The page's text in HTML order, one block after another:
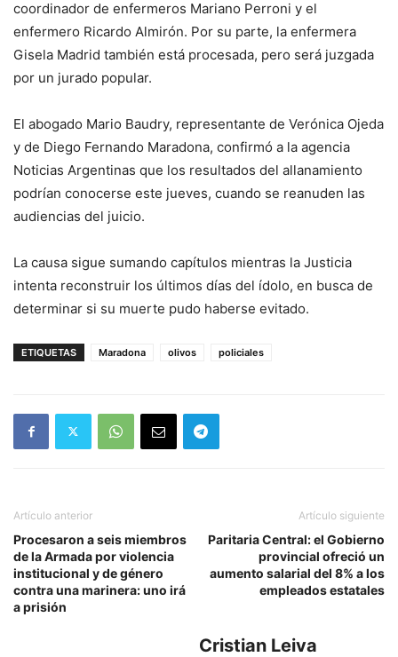
coordinador de enfermeros Mariano Perroni y el
enfermero Ricardo Almirón. Por su parte, la enfermera
Gisela Madrid también está procesada, pero será juzgada
por un jurado popular.
El abogado Mario Baudry, representante de Verónica Ojeda
y de Diego Fernando Maradona, confirmó a la agencia
Noticias Argentinas que los resultados del allanamiento
podrían conocerse este jueves, cuando se reanuden las
audiencias del juicio.
La causa sigue sumando capítulos mientras la Justicia
intenta reconstruir los últimos días del ídolo, en busca de
determinar si su muerte pudo haberse evitado.
ETIQUETAS Maradona olivos policiales
Artículo anterior
Procesaron a seis miembros
de la Armada por violencia
institucional y de género
contra una marinera: uno irá
a prisión
Artículo siguiente
Paritaria Central: el Gobierno
provincial ofreció un
aumento salarial del 8% a los
empleados estatales
Cristian Leiva